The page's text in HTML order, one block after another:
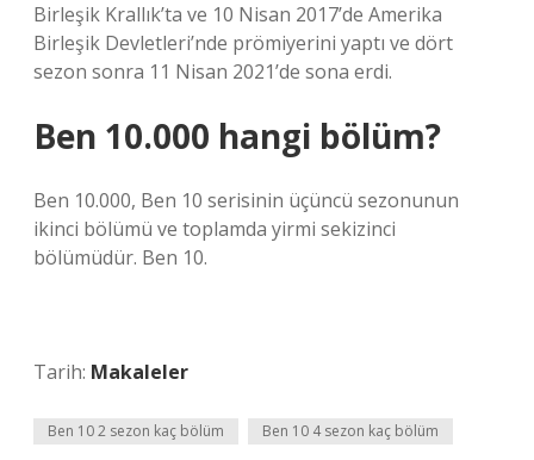
Birleşik Krallık’ta ve 10 Nisan 2017’de Amerika
Birleşik Devletleri’nde prömiyerini yaptı ve dört
sezon sonra 11 Nisan 2021’de sona erdi.
Ben 10.000 hangi bölüm?
Ben 10.000, Ben 10 serisinin üçüncü sezonunun
ikinci bölümü ve toplamda yirmi sekizinci
bölümüdür. Ben 10.
Tarih: Makaleler
Ben 10 2 sezon kaç bölüm Ben 10 4 sezon kaç bölüm